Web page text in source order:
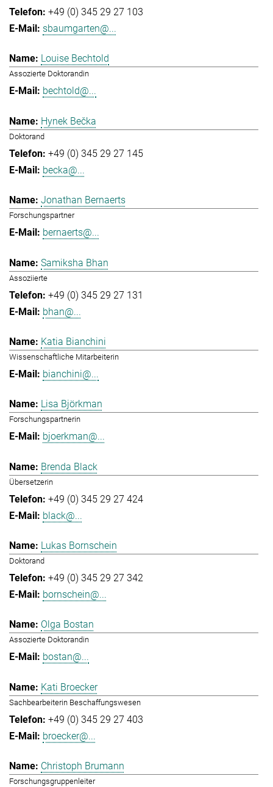
+49 (0) 345 29 27 103
sbaumgarten@...
Louise Bechtold
Assozierte Doktorandin
bechtold@...
Hynek Bečka
Doktorand
+49 (0) 345 29 27 145
becka@...
Jonathan Bernaerts
Forschungspartner
bernaerts@...
Samiksha Bhan
Assoziierte
+49 (0) 345 29 27 131
bhan@...
Katia Bianchini
Wissenschaftliche Mitarbeiterin
bianchini@...
Lisa Björkman
Forschungspartnerin
bjoerkman@...
Brenda Black
Übersetzerin
+49 (0) 345 29 27 424
black@...
Lukas Bornschein
Doktorand
+49 (0) 345 29 27 342
bornschein@...
Olga Bostan
Assozierte Doktorandin
bostan@...
Kati Broecker
Sachbearbeiterin Beschaffungswesen
+49 (0) 345 29 27 403
broecker@...
Christoph Brumann
Forschungsgruppenleiter